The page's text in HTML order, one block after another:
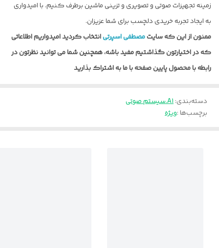
زمینه تجهیزات صوتی و تصویری و تزینی ماشین برطرف کنیم. با امیدواری
به ایجاد تجربه خریدی دلچسب برای شما عزیزان.
ممنون از این که سایتمصطفی اسپرتیانتخاب کردید امیدواریم اطلاعاتی
که در اختیارتون گذاشتیم مفید باشه، همچنین شما می توانید نظرتون در
رابطه با محصول پایین صفحه با ما به اشتراک بذارید
دسته‌بندی:A1.سیستم صوتی
برچسب‌ها :ویژه